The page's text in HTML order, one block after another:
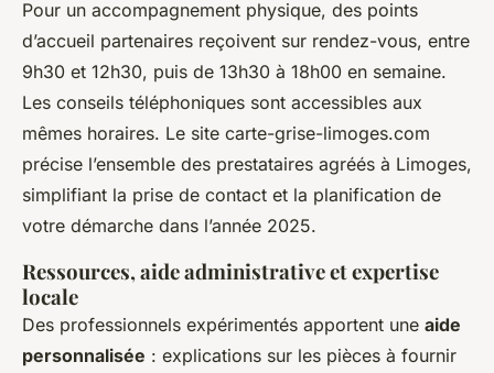
Pour un accompagnement physique, des points
d’accueil partenaires reçoivent sur rendez-vous, entre
9h30 et 12h30, puis de 13h30 à 18h00 en semaine.
Les conseils téléphoniques sont accessibles aux
mêmes horaires. Le site carte-grise-limoges.com
précise l’ensemble des prestataires agréés à Limoges,
simplifiant la prise de contact et la planification de
votre démarche dans l’année 2025.
Ressources, aide administrative et expertise
locale
Des professionnels expérimentés apportent une aide
personnalisée : explications sur les pièces à fournir